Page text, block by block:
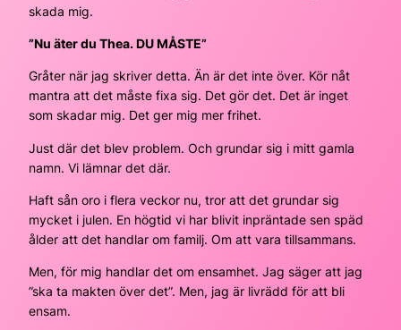
skada mig.
”Nu äter du Thea. DU MÅSTE”
Gråter när jag skriver detta. Än är det inte över. Kör nåt
mantra att det måste fixa sig. Det gör det. Det är inget
som skadar mig. Det ger mig mer frihet.
Just där det blev problem. Och grundar sig i mitt gamla
namn. Vi lämnar det där.
Haft sån oro i flera veckor nu, tror att det grundar sig
mycket i julen. En högtid vi har blivit inpräntade sen späd
ålder att det handlar om familj. Om att vara tillsammans.
Men, för mig handlar det om ensamhet. Jag säger att jag
”ska ta makten över det”. Men, jag är livrädd för att bli
ensam.